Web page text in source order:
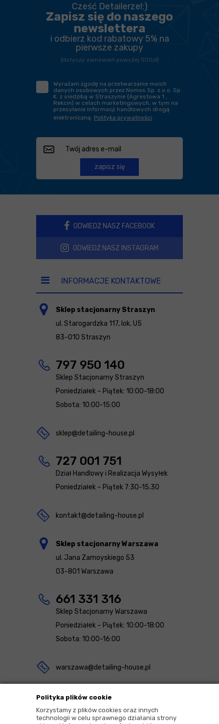
Polityka plików cookie
Korzystamy z plików cookies oraz innych
technologii w celu sprawnego działania strony
Cześć Detailerze!:)
Zapisz się do naszego
newslettera
i odbierz kod rabatowy 5% na
pierwsze zakupy
(dotyczy zamówień powyżej 500zł)
Wyrażam zgodę na przetwarzanie moich
danych osobowych przez Nomos Sp. z o.o. Sp.
K. z siedzibą w Straszynie (Agrestowa 1 ,
Rekcin) w celach marketingowych, w tym na
przesyłanie informacji handlowych drogą
elektroniczną. Polityka prywatności
zapisz się
ODWIEDŹ NASZ FACEBOOK
ODWIEDŹ NASZ INSTAGRAM
INFORMACJE KONTAKTOWE
Sklep stacjonarny Straszyn
ul. Starogardzka 117, lok. U5
83-010 Straszyn
797 950 140
Sklep Stacjonarny Straszyn
Poniedziałek – Piątek: 10:00-18:00
Sobota: 10:00-15:00
sklep@detailing-house.pl
727 001 751
Dział Handlowy i Realizacja Wysyłek
Poniedziałek – Piątek 7:30-15.30
kontakt@detailing-house.pl
Sklep stacjonarny Warszawa
ul. Jana Zamoyskiego 53
03-801 Warszawa
661 331 316
Sklep Stacjonarny Warszawa
Poniedziałek – Piątek: 10:00-18:00
Sobota: 10:00-16:00
warszawa@detailing-house.pl
Magazyn Rekcin
Nomos Sp. z o.o. sp.k.